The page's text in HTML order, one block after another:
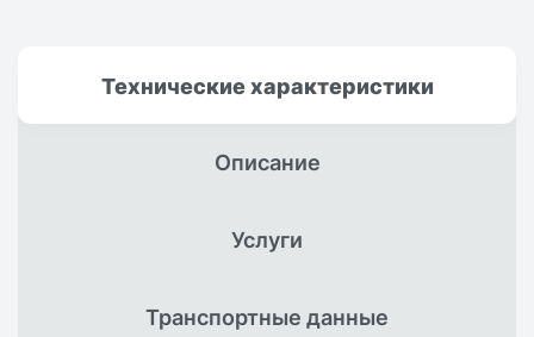
Техническиехарактеристики
Описание
Услуги
Транспортныеданные